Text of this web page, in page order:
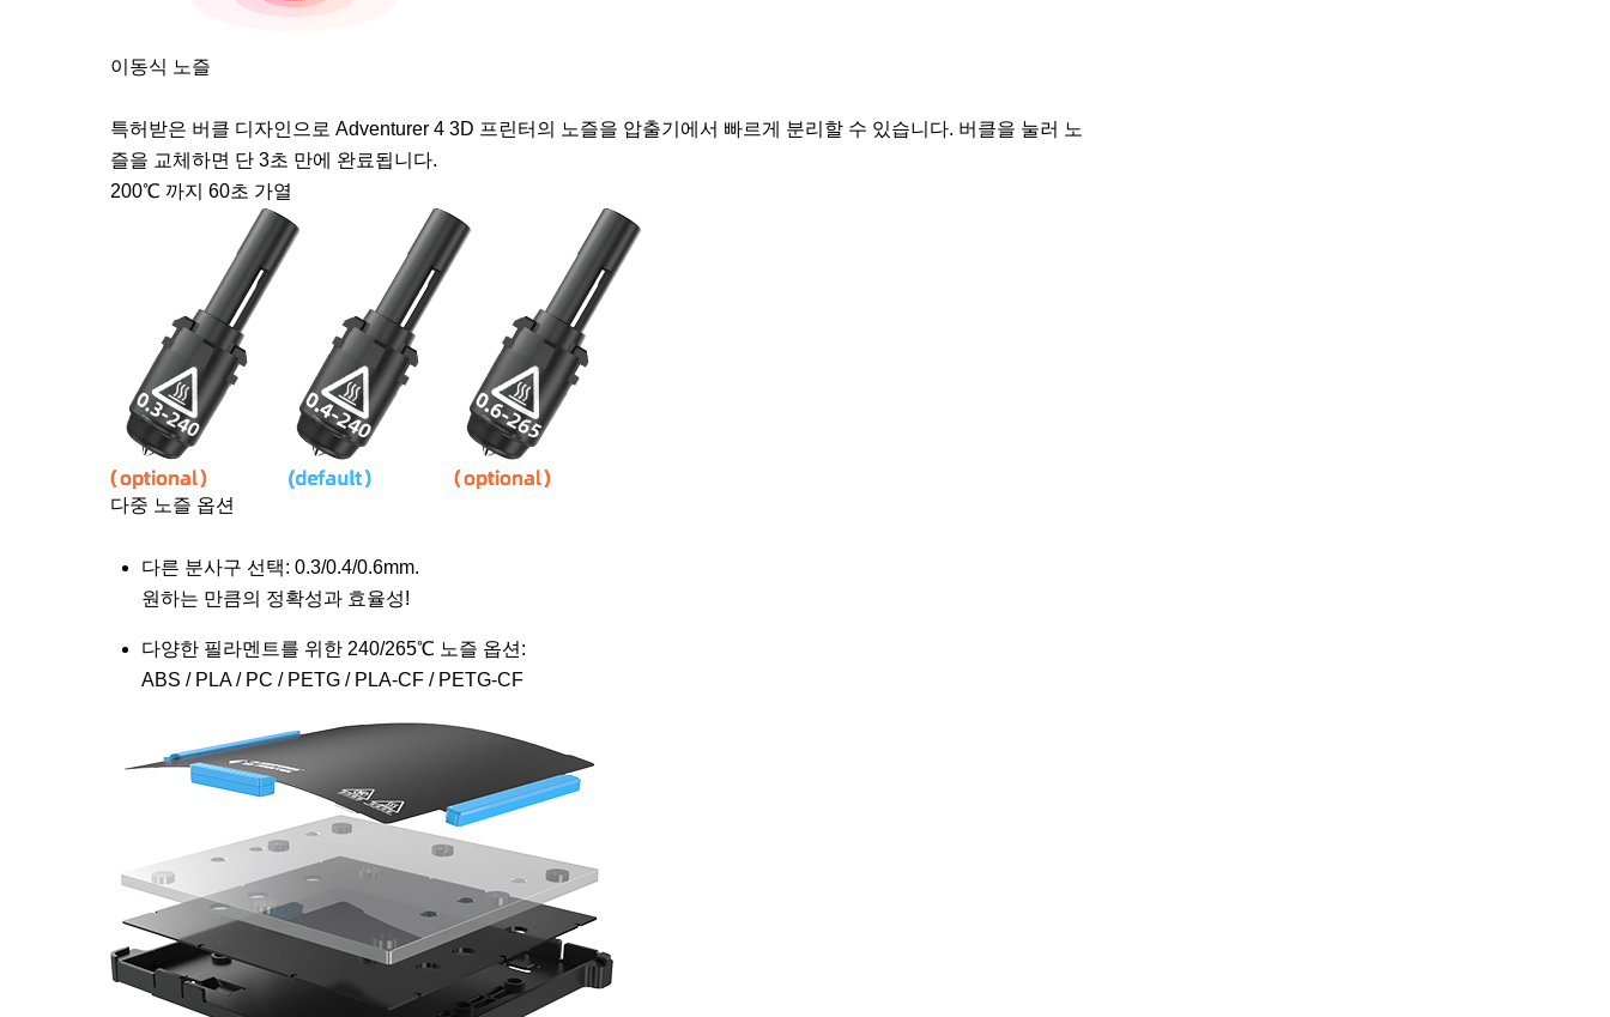
이동식 노즐
특허받은 버클 디자인으로 Adventurer 4 3D 프린터의 노즐을 압출기에서 빠르게 분리할 수 있습니다. 버클을 눌러 노
즐을 교체하면 단 3초 만에 완료됩니다.
200℃ 까지 60초 가열
다중 노즐 옵션
다른 분사구 선택: 0.3/0.4/0.6mm.
원하는 만큼의 정확성과 효율성!
다양한 필라멘트를 위한 240/265℃ 노즐 옵션:
ABS / PLA / PC / PETG / PLA-CF / PETG-CF